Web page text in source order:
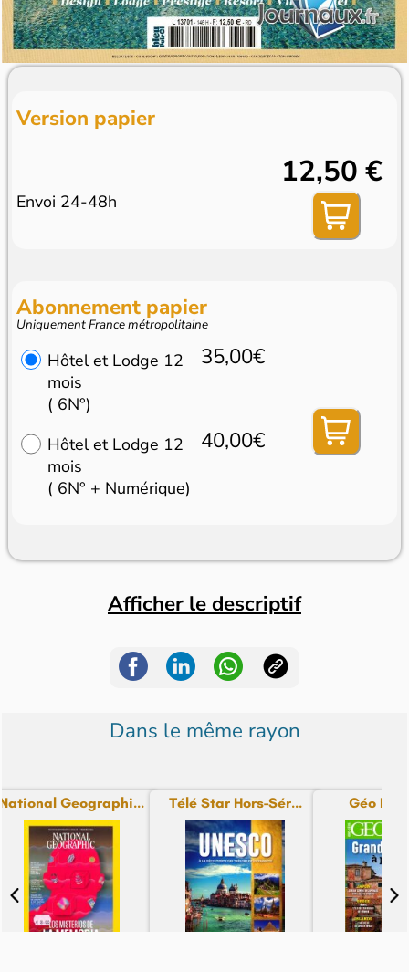
Version papier
Envoi 24-48h
12,50 €
Abonnement papier
Uniquement France métropolitaine
Hôtel et Lodge 12
mois
( 6N°)
35,00€
Hôtel et Lodge 12
mois
( 6N° + Numérique)
40,00€
Afficher le descriptif
Dans le même rayon
National Geographi... Télé Star Hors-Sér... Géo